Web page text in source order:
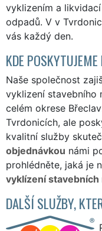
vyklizením a
odpadů. V v
vás každý den.
KDE
Naše společnost
vyklizení stavebního
celém okrese
Tvrdonicích, ale
kvalitní služby
objednávkou námi
prohlédněte, jaká je
vyklízení
DALŠÍ SLUŽBY,